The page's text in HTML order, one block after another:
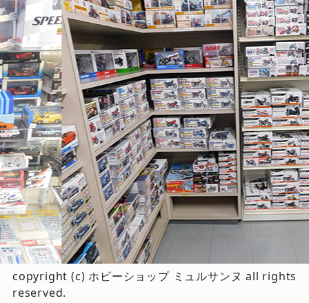
copyright (c) ホビーショップ ミュルサンヌ all rights
reserved.